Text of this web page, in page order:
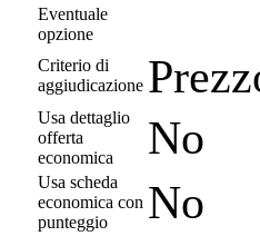
Eventuale
opzione
Criterio di
aggiudicazione
Usa dettaglio
offerta
economica
No
Usa scheda
economica con
punteggio
No